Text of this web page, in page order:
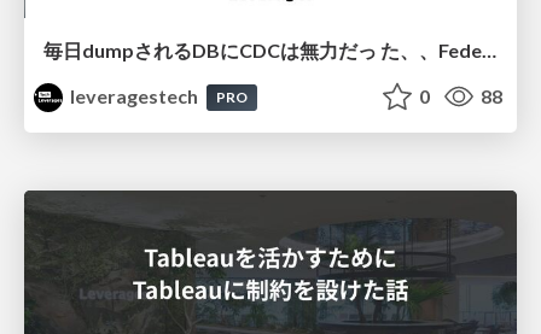
毎⽇dumpされるDBにCDCは無⼒だっ た、、FederatedQueryで繋ぎ直した データ連携の試⾏錯誤
leveragestech
PRO 0 88